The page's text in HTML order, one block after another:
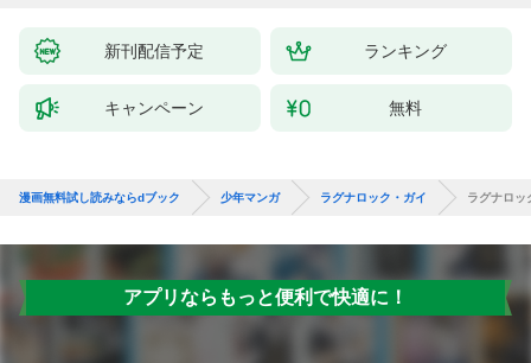
新刊配信予定 ランキング
キャンペーン 無料
漫画無料試し読みならdブック 少年マンガ ラグナロック・ガイ ラグナロッ
アプリならもっと便利で快適に！